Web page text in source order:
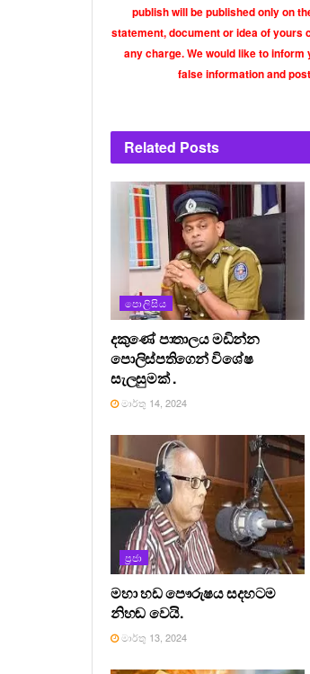
publish will be published only on
statement, document or idea of yours
any charge. We would like to
false information and
Related Posts
පොලිසිය
දකුණේ පාතාලය මඩින්න
පොලිස්පතිගෙන් විශේෂ
සැලසුමක් .
මාර්තු 14, 2024
ප්‍රජා
මහා හඩ පෞරුෂය සදහටම
නිහඬ වෙයි.
මාර්තු 13, 2024